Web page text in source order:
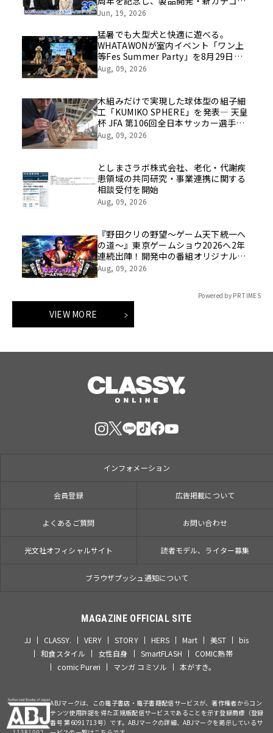
挑戦の舞台や旧社統合時のエピソード
像を公開！
Jun, 19, 2026
猛暑でも大型犬と快適に遊べる。
WHATAWONが室内イベント「ワン上
等Fes Summer Party」を8月29日開
催
Aug, 09, 2026
木組みだけで実現した球体型の組子細
工「KUMIKO SPHERE」を発表― 天皇
杯 JFA 第106回全日本サッカー選手権
大会の公式ビジュアルにも採用 ―
Aug, 09, 2026
としまさラボ株式会社、老化・代謝疾
患領域の共同研究・事業連携に関する
相談受付を開始
Aug, 09, 2026
『野田クリの野望～ゲーム天下統一へ
の道～』東京ゲームショウ2026へ2年
連続出陣！開発中の番組オリジナルゲ
ームを世界最速体験！失敗したら即
Aug, 09, 2026
Powered by PR TIMES
VIEW MORE
インフォメーション
会員登録 広告掲載について
よくあるご質問 お問い合わせ
光文社オフィシャルサイト 読者モデル、ライター募集
ブラウザプッシュ通知について
MAGAZINE OFFICIAL SITE
JJ CLASSY. VERY STORY HERS Mart 美ST
bis
和食スタイル
女性自身 SmartFLASH
COMIC熱帯
comic Pureri
マンガ コミソル 本がすき。
ABJマークは、この電子書店・電子書籍配信サービスが、著作権者からコン
テンツ使用許諾を得た正規版配信サービスであることを示す登録商標（登録
番号 第6091713号）です。ABJマークの詳細、ABJマークを掲示しているサ